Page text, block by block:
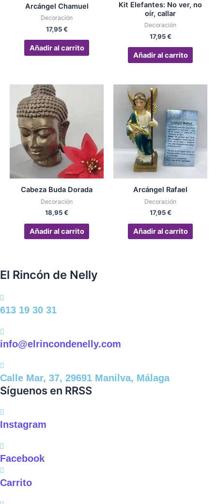
Arcángel Chamuel
Decoración
17,95€
Añadir al carrito
Kit Elefantes: No ver, no
oír, callar
Decoración
17,95€
Añadir al carrito
Cabeza Buda Dorada
Decoración
18,95€
Añadir al carrito
Arcángel Rafael
Decoración
17,95€
Añadir al carrito
El Rincón de Nelly
613 19 30 31
info@elrincondenelly.com
Calle Mar, 37, 29691 Manilva, Málaga
Síguenos en RRSS
Instagram
Facebook
Carrito